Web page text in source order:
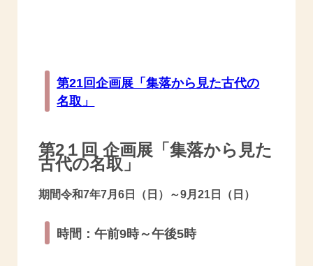
第21回企画展「集落から見た古代の
名取」
第2１回 企画展「集落から見た
古代の名取」
期間令和7年7月6日（日）～9月21日（日）
時間：午前9時～午後5時